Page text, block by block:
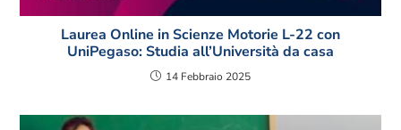
Laurea Online in Scienze Motorie L-22 con
UniPegaso: Studia all’Università da casa
14 Febbraio 2025